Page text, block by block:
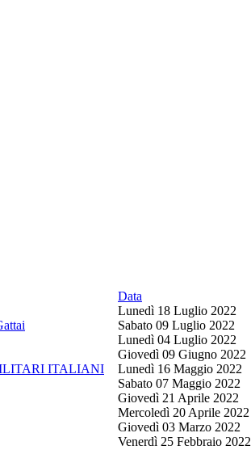
Data
Lunedì 18 Luglio 2022
Sabato 09 Luglio 2022
Lunedì 04 Luglio 2022
Giovedì 09 Giugno 2022
ITALIANI Lunedì 16 Maggio 2022
Sabato 07 Maggio 2022
Giovedì 21 Aprile 2022
Mercoledì 20 Aprile 2022
Giovedì 03 Marzo 2022
Venerdì 25 Febbraio 2022